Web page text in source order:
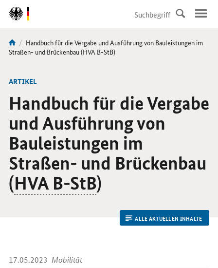
DirektZu:
Navigation
Sie
sind
Aktuelle
Seite:
Handbuch für die Vergabe und Ausführung von Bauleistungen im
Straßen- und Brückenbau (HVA B-StB)
ARTIKEL
Handbuch für die Vergabe
und Ausführung von
Bauleistungen im
Straßen- und Brückenbau
(HVA B-StB)
ALLE AKTUELLEN INHALTE
17.05.2023 Mobilität